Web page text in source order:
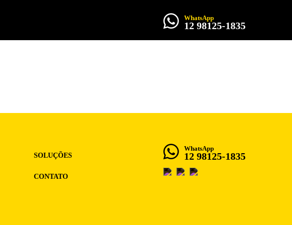
WhatsApp
12 98125-1835
SOLUÇÕES
CONTATO
WhatsApp
12 98125-1835